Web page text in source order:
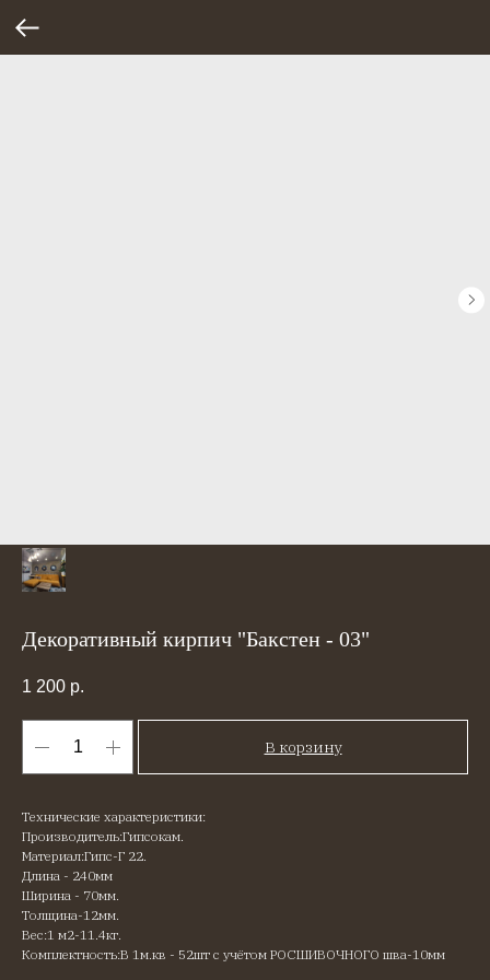
Декоративный кирпич "Бакстен - 03"
1 200 р.
В корзину
Технические характеристики:
Производитель:Гипсокам.
Материал:Гипс-Г 22.
Длина - 240мм
Ширина - 70мм.
Толщина-12мм.
Вес:1 м2-11.4кг.
Комплектность:В 1м.кв - 52шт с учётом РОСШИВОЧНОГО шва-10мм